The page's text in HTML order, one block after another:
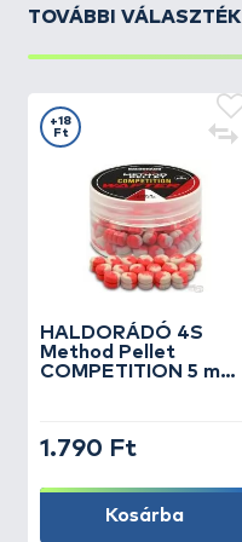
TOVÁBBI VÁLASZTÉK
HALDORÁDÓ 4S
Method Pellet
COMPETITION 5 mm
+18
Ft
1.790 Ft
Kosárba